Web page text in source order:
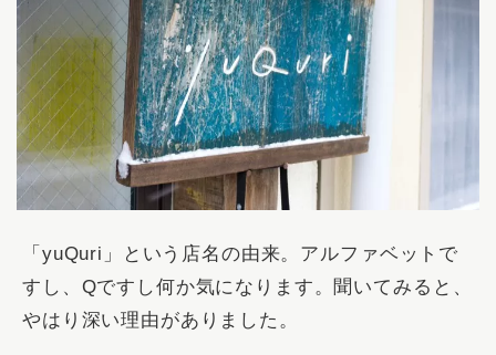
「yuQuri」という店名の由来。アルファベットで
すし、Qですし何か気になります。聞いてみると、
やはり深い理由がありました。